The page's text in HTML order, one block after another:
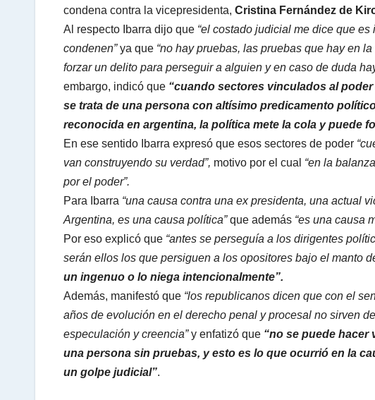
condena contra la vicepresidenta, Cristina Fernández de
Al respecto Ibarra dijo que “el costado judicial me dice que
condenen”ya que “no hay pruebas, las pruebas que hay en
forzar un delito para perseguir a alguien y en caso de duda
embargo, indicó que “cuando sectores vinculados al
se trata de una persona con altísimo predicamento
reconocida en argentina, la política mete la cola y puede
En ese sentido Ibarra expresó que esos sectores de poder
van construyendo su verdad”, motivo por el cual “en la
por el poder”.
Para Ibarra “una causa contra una ex presidenta, una actual
Argentina, es una causa política”que además “es una causa
Por eso explicó que “antes se perseguía a los dirigentes
serán ellos los que persiguen a los opositores bajo el manto
un ingenuo o lo niega intencionalmente”.
Además, manifestó que “los republicanos dicen que con el
años de evolución en el derecho penal y procesal no sirven
especulación y creencia”y enfatizó que “no se puede
una persona sin pruebas, y esto es lo que ocurrió en la
un golpe judicial”.